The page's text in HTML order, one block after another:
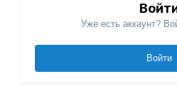
Уже есть аккаунт?
Войти